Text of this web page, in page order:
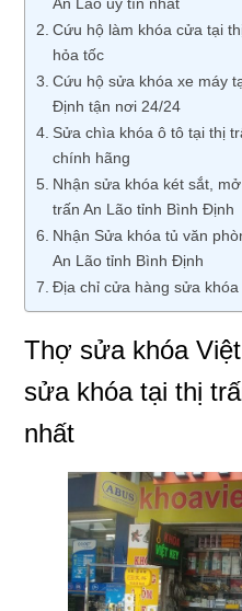
Cứu hộ làm khóa cửa tại
hỏa tốc
Cứu hộ sửa khóa xe máy
Định tận nơi 24/24
Sửa chìa khóa ô tô tại thị
chính hãng
Nhận sửa khóa két sắt,
trấn An Lão tỉnh Bình Định
Nhận Sửa khóa tủ văn
An Lão tỉnh Bình Định
Địa chỉ cửa hàng sửa
Thợ sửa khóa
sửa khóa tại thị
nhất